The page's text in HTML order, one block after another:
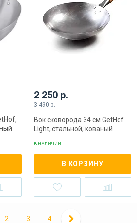
2 250 р.
3 490 р.
Вок сковорода 34 см GetHof
Light, стальной, кованый
В НАЛИЧИИ
В КОРЗИНУ
2 3 4